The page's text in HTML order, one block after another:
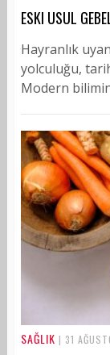
ESKI USUL
Hayranlık
yolculuğu,
Modern
SAĞLIK | 31